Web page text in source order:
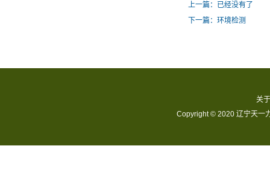
上一篇：已经没有了
下一篇：环境检测
关
Copyright © 2020 辽宁天一